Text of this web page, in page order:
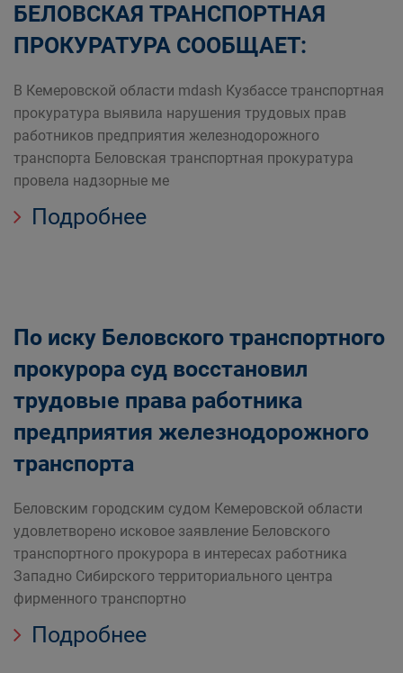
БЕЛОВСКАЯ ТРАНСПОРТНАЯ
ПРОКУРАТУРА СООБЩАЕТ:
В Кемеровской области mdash Кузбассе транспортная
прокуратура выявила нарушения трудовых прав
работников предприятия железнодорожного
транспорта Беловская транспортная прокуратура
провела надзорные ме
Подробнее
По иску Беловского транспортного
прокурора суд восстановил
трудовые права работника
предприятия железнодорожного
транспорта
Беловским городским судом Кемеровской области
удовлетворено исковое заявление Беловского
транспортного прокурора в интересах работника
Западно Сибирского территориального центра
фирменного транспортно
Подробнее